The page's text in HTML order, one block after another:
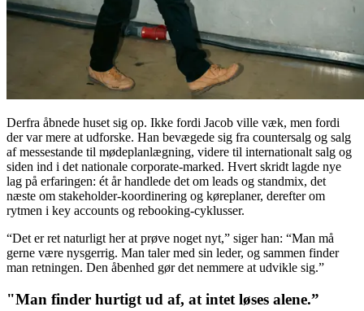
Derfra åbnede huset sig op. Ikke fordi Jacob ville væk, men fordi
der var mere at udforske. Han bevægede sig fra countersalg og salg
af messestande til mødeplanlægning, videre til internationalt salg og
siden ind i det nationale corporate‑marked. Hvert skridt lagde nye
lag på erfaringen: ét år handlede det om leads og standmix, det
næste om stakeholder‑koordinering og køreplaner, derefter om
rytmen i key accounts og rebooking‑cyklusser.
“Det er ret naturligt her at prøve noget nyt,” siger han: “Man må
gerne være nysgerrig. Man taler med sin leder, og sammen finder
man retningen. Den åbenhed gør det nemmere at udvikle sig.”
"Man finder hurtigt ud af, at intet løses alene.”